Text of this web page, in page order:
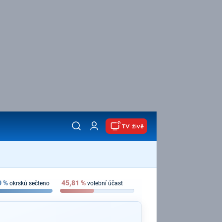
TV živě
% okrsků sečteno 45,81 % volební účast